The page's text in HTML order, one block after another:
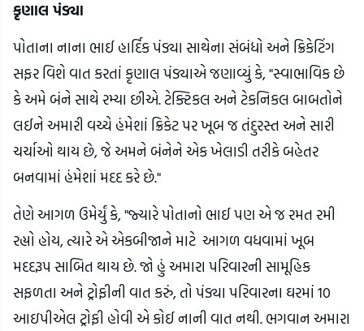
કૃણાલ પંડ્યા
પોતાના નાના ભાઈ હાર્દિક પંડ્યા સાથેના સંબંધો અને ક્રિકેટિંગ
સફર વિશે વાત કરતાં કૃણાલ પંડ્યાએ જણાવ્યું કે, "સ્વાભાવિક છે
કે અમે બંને સાથે રમ્યા છીએ. ટેક્ટિકલ અને ટેકનિકલ બાબતોને
લઈને અમારી વચ્ચે હંમેશાં ક્રિકેટ પર ખૂબ જ તંદુરસ્ત અને સારી
ચર્ચાઓ થાય છે, જે અમને બંનેને એક ખેલાડી તરીકે બહેતર
બનવામાં હંમેશાં મદદ કરે છે."
તેણે આગળ ઉમેર્યું કે, "જ્યારે પોતાનો ભાઈ પણ એ જ રમત રમી
રહ્યો હોય, ત્યારે એ એકબીજાને માટે આગળ વધવામાં ખૂબ
મદદરૂપ સાબિત થાય છે. જો હું અમારા પરિવારની સામૂહિક
સફળતા અને ટ્રોફીની વાત કરું, તો પંડ્યા પરિવારના ઘરમાં 10
આઇપીએલ ટ્રોફી હોવી એ કોઈ નાની વાત નથી. ભગવાન અમારા